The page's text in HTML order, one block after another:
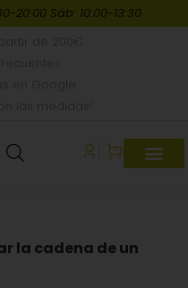
20:00 Sáb: 10:00-13:30
la cadena de un